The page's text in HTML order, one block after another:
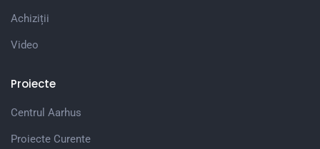
Achiziții
Video
Proiecte
Centrul Aarhus
Proiecte Curente